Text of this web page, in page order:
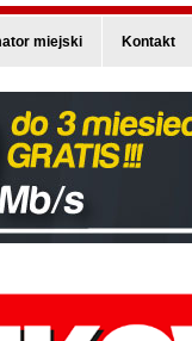
miejski Kontakt